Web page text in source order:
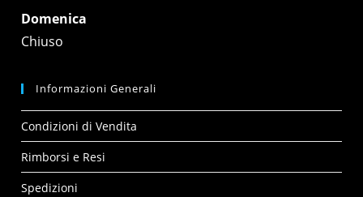
Domenica
Chiuso
Informazioni Generali
Condizioni di Vendita
Rimborsi e Resi
Spedizioni